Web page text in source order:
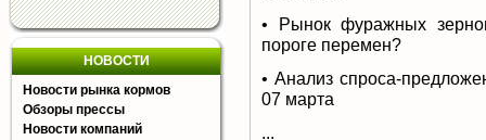
НОВОСТИ
Новости рынка кормов
Обзоры прессы
Новости компаний
• Рынок фуражных
пороге перемен?
• Анализ спроса-
07 марта
...